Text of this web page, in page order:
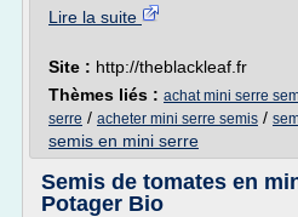
Lire la suite
Site : http://theblackleaf.fr
Thèmes liés : achat mini serre
serre / acheter mini serre semis /
semis en mini serre
Semis de tomates en
Potager Bio